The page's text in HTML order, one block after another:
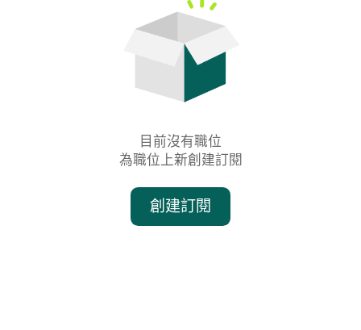
目前沒有職位
為職位上新創建訂閱
創建訂閱